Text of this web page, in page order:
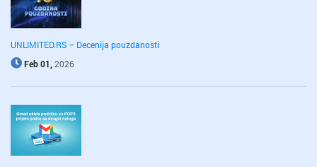
UNLIMITED.RS – Decenija pouzdanosti
Feb 01,2026